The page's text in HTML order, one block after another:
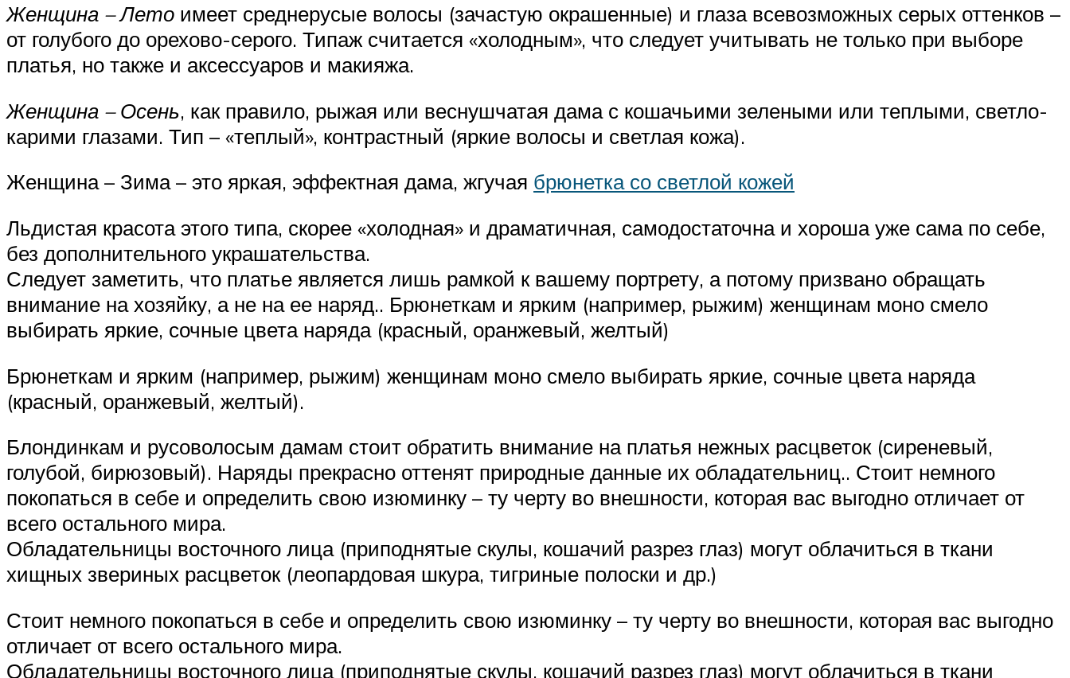
Женщина – Лето имеет среднерусые волосы (зачастую окрашенные) и глаза всевозможных серых оттенков –
от голубого до орехово-серого. Типаж считается «холодным», что следует учитывать не только при выборе
платья, но также и аксессуаров и макияжа.
Женщина – Осень, как правило, рыжая или веснушчатая дама с кошачьими зелеными или теплыми, светло-
карими глазами. Тип – «теплый», контрастный (яркие волосы и светлая кожа).
Женщина – Зима – это яркая, эффектная дама, жгучая брюнетка со светлой кожей
Льдистая красота этого типа, скорее «холодная» и драматичная, самодостаточна и хороша уже сама по себе,
без дополнительного украшательства.
Следует заметить, что платье является лишь рамкой к вашему портрету, а потому призвано обращать
внимание на хозяйку, а не на ее наряд.. Брюнеткам и ярким (например, рыжим) женщинам моно смело
выбирать яркие, сочные цвета наряда (красный, оранжевый, желтый)
Брюнеткам и ярким (например, рыжим) женщинам моно смело выбирать яркие, сочные цвета наряда
(красный, оранжевый, желтый).
Блондинкам и русоволосым дамам стоит обратить внимание на платья нежных расцветок (сиреневый,
голубой, бирюзовый). Наряды прекрасно оттенят природные данные их обладательниц.. Стоит немного
покопаться в себе и определить свою изюминку – ту черту во внешности, которая вас выгодно отличает от
всего остального мира.
Обладательницы восточного лица (приподнятые скулы, кошачий разрез глаз) могут облачиться в ткани
хищных звериных расцветок (леопардовая шкура, тигриные полоски и др.)
Стоит немного покопаться в себе и определить свою изюминку – ту черту во внешности, которая вас выгодно
отличает от всего остального мира.
Обладательницы восточного лица (приподнятые скулы, кошачий разрез глаз) могут облачиться в ткани